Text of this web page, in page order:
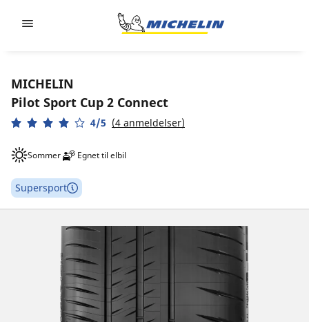
MICHELIN
Pilot Sport Cup 2 Connect
4/5 (4 anmeldelser)
Sommer Egnet til elbil
Supersport